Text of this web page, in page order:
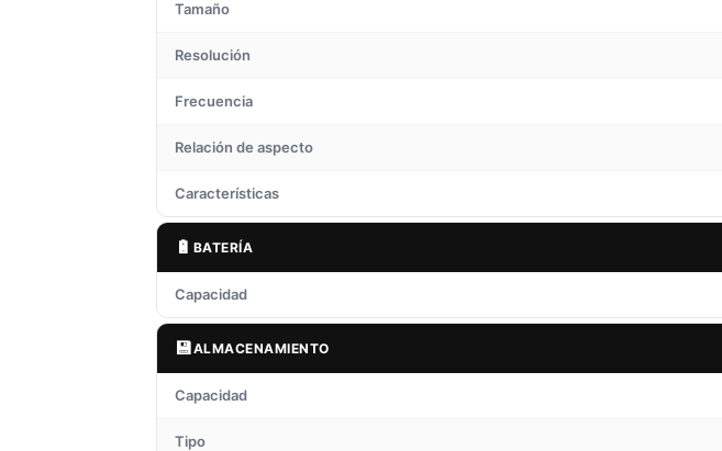
Tamaño
Resolución
Frecuencia
Relación de aspecto
Características
🔋 BATERÍA
Capacidad
💾ALMACENAMIENTO
Capacidad
Tipo